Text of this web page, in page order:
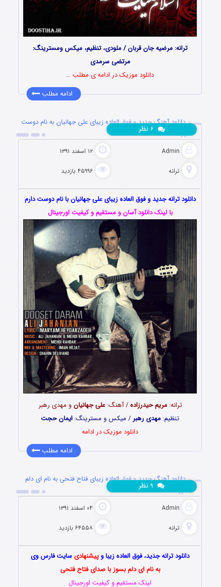
ترانه: مرضیه جان قربان / ملودی، تنظیم، میکس ومسترینگ:
مرتضی سرمدی
دانلود موزیک در ادامه ی مطلب …
ادامه مطلب
دانلود آهنگ جدید و فوق العاده زیبای علی جهانیان به نام دوست
دارم
Admin ۱۲ اسفند ۱۳۹۱
ترانه ۴۵۹۹۶ بازدید
۶ نظر
دانلود ترانه جدید و فوق العاده زیبای علی جهانیان با نام دوست دارم
با لینک دانلود آسان و مستقیم و کیفیت اورجینال
ترانه:مریم حیدرزاده/ آهنگ:علی جهانیانو مهدی رهبر
تنظیم: مهدی رهبر / میکس و مسترینگ: ایمان حجت
دانلود موزیک در ادامه
ادامه مطلب
دانلود آهنگ جدید و فوق العاده زیبای فتاح فتحی به نام ای دلم
بسوز
Admin ۰۴ اسفند ۱۳۹۱
ترانه ۶۴۵۵۸ بازدید
نظر
دانلود ترانه جدید، فوق العاده زیبا و پیشنهادی سایت فارس وی
به نام ای دلم بسوز با صدای فتاح فتحی
لینک مستقیم و کیفیت اورجینال